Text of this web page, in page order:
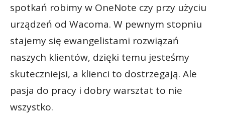
spotkań robimy w OneNote czy przy użyciu
urządzeń od Wacoma. W pewnym stopniu
stajemy się ewangelistami rozwiązań
naszych klientów, dzięki temu jesteśmy
skuteczniejsi, a klienci to dostrzegają. Ale
pasja do pracy i dobry warsztat to nie
wszystko.